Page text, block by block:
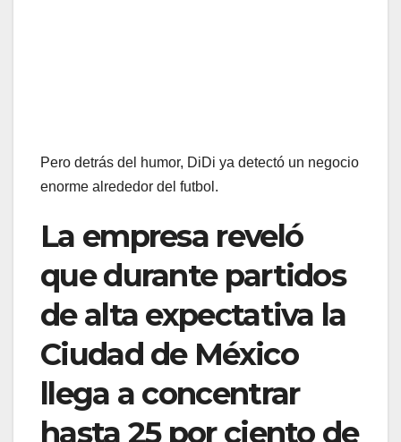
Pero detrás del humor, DiDi ya detectó un negocio
enorme alrededor del futbol.
La empresa reveló
que durante partidos
de alta expectativa la
Ciudad de México
llega a concentrar
hasta 25 por ciento de